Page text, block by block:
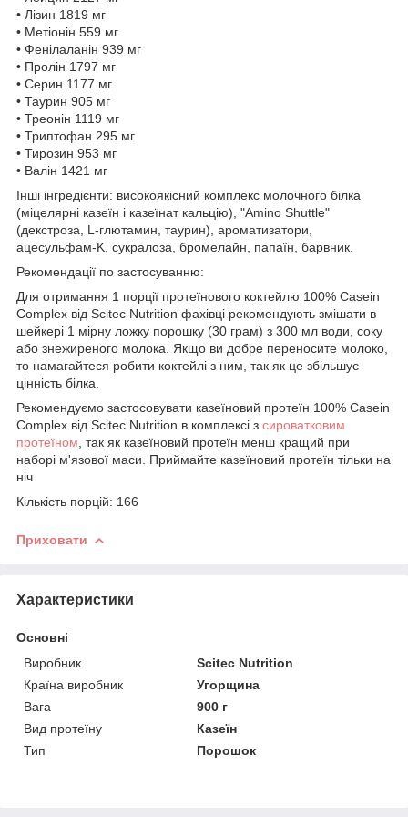
• Лізин 1819 мг
• Метіонін 559 мг
• Фенілаланін 939 мг
• Пролін 1797 мг
• Серин 1177 мг
• Таурин 905 мг
• Треонін 1119 мг
• Триптофан 295 мг
• Тирозин 953 мг
• Валін 1421 мг
Інші інгредієнти: високоякісний комплекс молочного білка
(міцелярні казеїн і казеїнат кальцію), "Amino Shuttle"
(декстроза, L-глютамин, таурин), ароматизатори,
ацесульфам-K, сукралоза, бромелайн, папаїн, барвник.
Рекомендації по застосуванню:
Для отримання 1 порції протеїнового коктейлю 100% Casein
Complex від Scitec Nutrition фахівці рекомендують змішати в
шейкері 1 мірну ложку порошку (30 грам) з 300 мл води, соку
або знежиреного молока. Якщо ви добре переносите молоко,
то намагайтеся робити коктейлі з ним, так як це збільшує
цінність білка.
Рекомендуємо застосовувати казеїновий протеїн 100% Casein
Complex від Scitec Nutrition в комплексі з сироватковим
протеїном , так як казеїновий протеїн менш кращий при
наборі м'язової маси. Приймайте казеїновий протеїн тільки на
ніч.
Кількість порцій: 166
Приховати
Характеристики
Основні
Виробник
Scitec Nutrition
Країна виробник
Угорщина
Вага
900 г
Вид протеїну
Казеїн
Тип
Порошок